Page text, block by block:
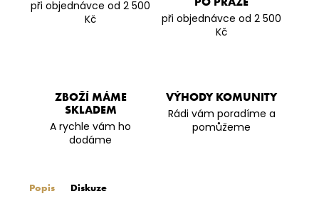
při objednávce od 2 500
Kč
při objednávce od 2 500
Kč
ZBOŽÍ MÁME
SKLADEM
A rychle vám ho
dodáme
VÝHODY KOMUNITY
Rádi vám poradíme a
pomůžeme
Popis Diskuze